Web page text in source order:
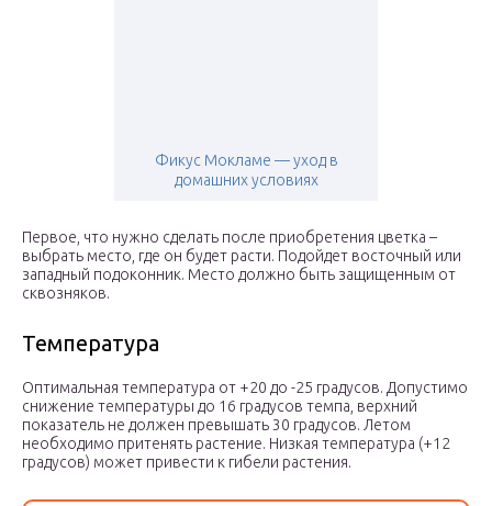
Фикус Мокламе — уход в
домашних условиях
Первое, что нужно сделать после приобретения цветка –
выбрать место, где он будет расти. Подойдет восточный или
западный подоконник. Место должно быть защищенным от
сквозняков.
Температура
Оптимальная температура от +20 до -25 градусов. Допустимо
снижение температуры до 16 градусов темпа, верхний
показатель не должен превышать 30 градусов. Летом
необходимо притенять растение. Низкая температура (+12
градусов) может привести к гибели растения.